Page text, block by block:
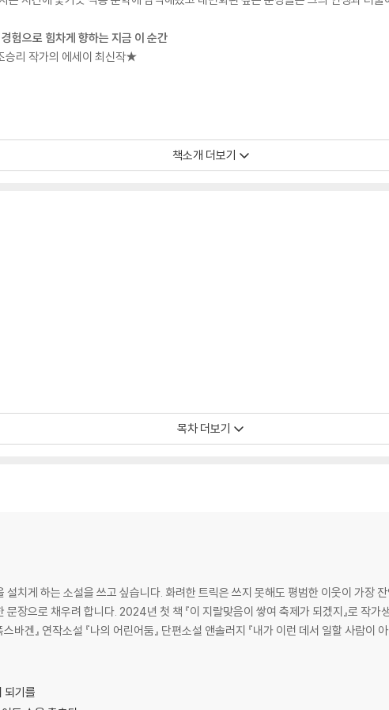
험으로 힘차게 향하는 지금 이 순간
승리 작가의 에세이 최신작★
내며 독자에게 신선한 충격과 감동을 안긴 조승리 작가. 『이 지랄맞음이 쌓여 축제가
, 배리어 프리 전시, 바리스타 자격시험, 성형외과 상담 등 조승리 작가가 처음 해본
책소개 더보기
목차 더보기
치게 하는 소설을 쓰고 싶습니다. 화려한 트릭은 쓰지 못해도 평범한 이웃이 가장
장으로 채우려 합니다. 2024년 첫 책 『이 지랄맞음이 쌓여 축제가 되겠지』로 작가
바겐』 연작소설 『나의 어린어둠』 단편소설 앤솔러지 『내가 이런 데서 일할 사람이
되기를